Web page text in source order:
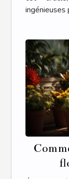
ingénieuses